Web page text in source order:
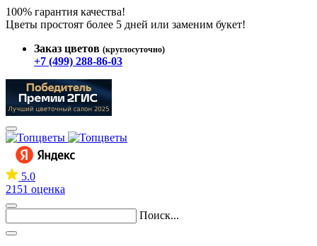
100% гарантия качества!
Цветы простоят более 5 дней или заменим букет!
Заказ цветов (круглосуточно)
+7 (499) 288-86-03
5.0
2151 оценка
Поиск...